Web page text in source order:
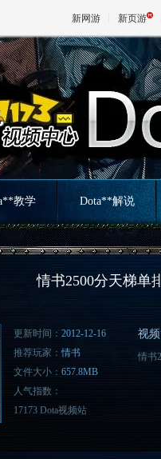
新网游 新页游
教学 Dota**解说
情书2500分天梯单
更新时间： 2012-12-16
推荐玩家：情书
文件大小： 657.8MB
人气指数：
17173 Dota视频站
视频
情书